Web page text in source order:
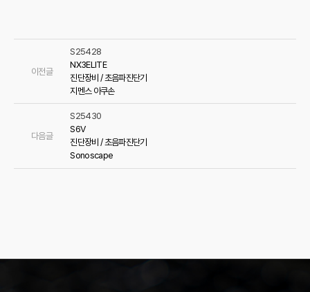
이전글
S25428
NX3ELITE
진단장비 / 초음파진단기
지멘스 아쿠손
다음글
S25430
S6V
진단장비 / 초음파진단기
Sonoscape